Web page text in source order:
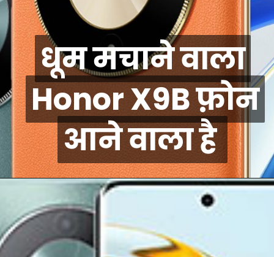
धूम मचाने वाला
Honor X9B फ़ोन
आने वाला है
धूम मचाने वाला
Honor X9B फ़ोन
आने वाला है